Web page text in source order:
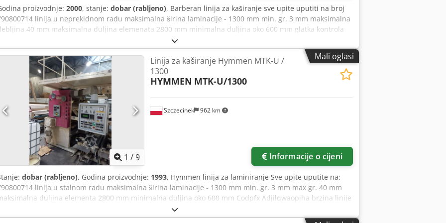
proizvodnje: 2000, stanje: dobar (rabljeno), Barberan linija za kaširanje sve upite uputiti na broj
linija u neprekidnom radu maksimalna širina laminacije - 1300 mm min. gr. 3 mm maksimalna
40 mm maksimalna duljina elemenata 2800 mm minimalna duljina oko 600 mm glatka kontrola
brzine od stroja za četkanje, maksimalna brzina 20 m / min. linija uključuje - automatsko učitavanje
(neispravan) - stroj za četkanje gore-dolje - lampe za grijanje ispred valjaka ljepila gore i
dolje Cedpfeilqvrjx Adpoha - Aplikator PVC ljepila - lampe za sušenje odozgo prema dolje - linija čeličnih
kalandera za prešanje - uz to linija ima i kupljen stroj za krunjenje gornje površine (radne) - može se
jednostrano kaširati PP folijama
Mali oglasi
1 /9
Szczecinek 962 km
Linija za kaširanje Hymmen MTK-U /
1300
HYMMEN MTK-U/1300
Informacije o cijeni
dobar (rabljeno), Godina proizvodnje: 1993, Hymmen linija za laminiranje Sve upite uputite na:
linija u stalnom radu maksimalna širina laminacije - 1300 mm min. gr. 3 mm max gr. 40 mm
duljina elementa 2800 mm minimalna duljina oko 600 mm Codpfx Adjilqwaopjha brzina linije
- 21 mb/min konstantno (glatka regulacija brzine, modernizacija, zamjena invertera i pogonskih motora,
program i upravljanje) linija uključuje - ručni utovar i istovar - četka gore-dolje - žarulje za grijanje